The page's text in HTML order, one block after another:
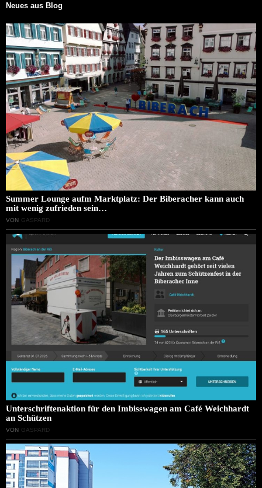
Neues aus Blog
Summer Lounge aufm Marktplatz: Der Biberacher kann auch
mit wenig zufrieden sein…
VON GASPARD
Unterschriftenaktion für den Imbisswagen am Café Weichhardt
an Schützen
VON GASPARD